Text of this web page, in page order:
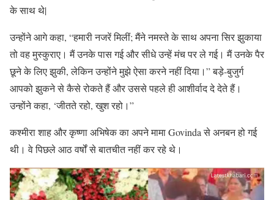
के साथ थे|
उन्होंने आगे कहा, “हमारी नजरें मिलीं; मैंने नमस्ते के साथ अपना सिर झुकाया
तो वह मुस्कुराए। मैं उनके पास गई और सीधे उन्हें मंच पर ले गई। मैं उनके पैर
छूने के लिए झुकी, लेकिन उन्होंने मुझे ऐसा करने नहीं दिया।” बड़े-बुजुर्ग
आपको झुकने से कैसे रोकते हैं और उससे पहले ही आशीर्वाद दे देते हैं।
उन्होंने कहा, ‘जीतते रहो, खुश रहो।”
कश्मीरा शाह और कृष्णा अभिषेक का अपने मामा Govinda से अनबन हो गई
थी। वे पिछले आठ वर्षों से बातचीत नहीं कर रहे थे।